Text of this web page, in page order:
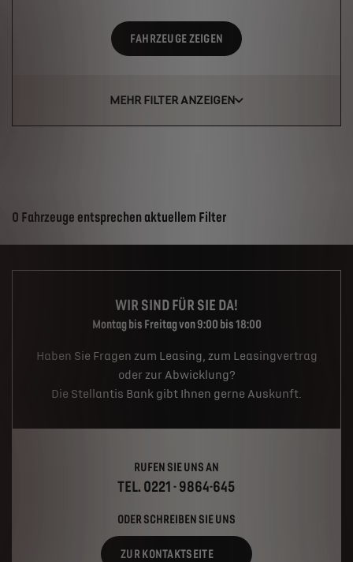
FAHRZEUGE ZEIGEN
MEHR FILTER ANZEIGEN
Suchergebnisse
0 Fahrzeuge entsprechen aktuellem Filter
WIR SIND FÜR SIE DA!
Montag bis Freitag von 9:00 bis 18:00
Haben Sie Fragen zum Leasing, zum Leasingvertrag
oder zur Abwicklung?
Die Stellantis Bank gibt Ihnen gerne Auskunft.
RUFEN SIE UNS AN
TEL. 0221 - 9864-645
ODER SCHREIBEN SIE UNS
ZUR KONTAKTSEITE